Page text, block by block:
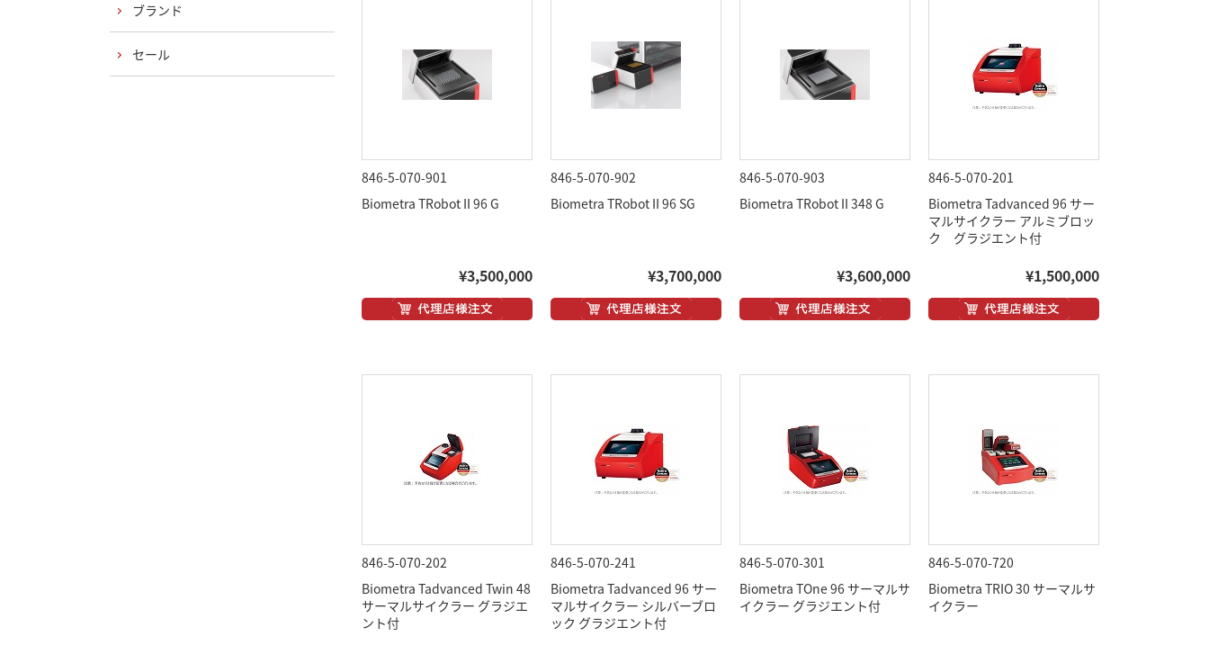
846-5-070-901
Biometra TRobot II 96 G
¥3,500,000
846-5-070-902
Biometra TRobot II 96 SG
¥3,700,000
846-5-070-903
Biometra TRobot II 348 G
¥3,600,000
846-5-070-201
Biometra Tadvanced 96 サー
マルサイクラー アルミブロッ
ク グラジエント付
¥1,500,000
846-5-070-202
Biometra Tadvanced Twin 48
サーマルサイクラー グラジエ
ント付
846-5-070-241
Biometra Tadvanced 96 サー
マルサイクラー シルバーブロ
ック グラジエント付
846-5-070-301
Biometra TOne 96 サーマルサ
イクラー グラジエント付
846-5-070-720
Biometra TRIO 30 サーマルサ
イクラー
ブランド
セール